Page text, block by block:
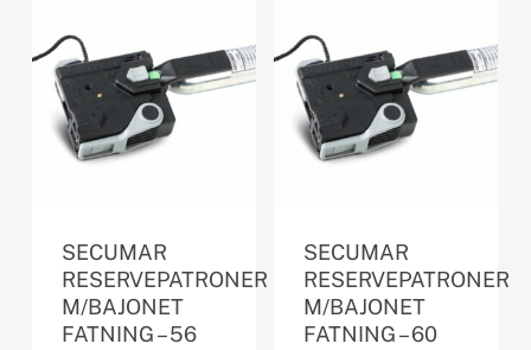
SECUMAR
RESERVEPATRONER
M/BAJONET
FATNING – 56
SECUMAR
RESERVEPATRONER
M/BAJONET
FATNING – 60